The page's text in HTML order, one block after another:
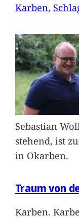
Karben,
Sebastian
stehend, ist
in Okarben.
Traum von
Karben.